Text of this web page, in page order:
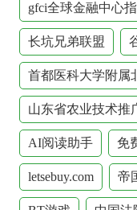
gfci全球金融中心
长坑兄弟联盟
首都医科大学附属
山东省农业技术推
AI阅读助手 免
letsebuy.com 帝